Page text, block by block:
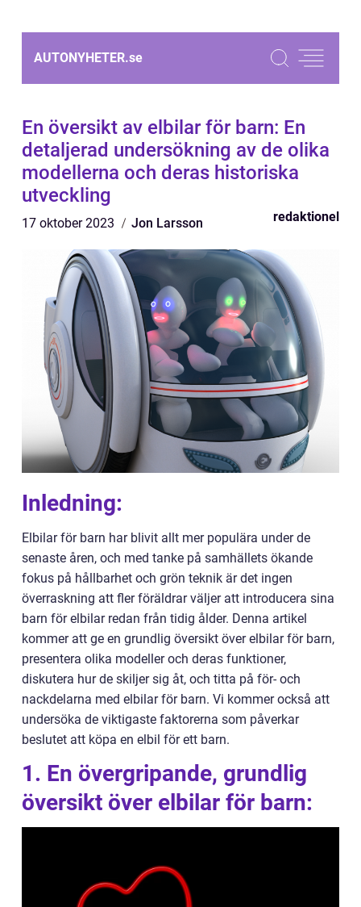
AUTONYHETER.se
En översikt av elbilar för barn: En
detaljerad undersökning av de olika
modellerna och deras historiska
utveckling
17 oktober 2023 Jon Larsson redaktionel
Inledning:
Elbilar för barn har blivit allt mer populära under de
senaste åren, och med tanke på samhällets ökande
fokus på hållbarhet och grön teknik är det ingen
överraskning att fler föräldrar väljer att introducera sina
barn för elbilar redan från tidig ålder. Denna artikel
kommer att ge en grundlig översikt över elbilar för barn,
presentera olika modeller och deras funktioner,
diskutera hur de skiljer sig åt, och titta på för- och
nackdelarna med elbilar för barn. Vi kommer också att
undersöka de viktigaste faktorerna som påverkar
beslutet att köpa en elbil för ett barn.
1. En övergripande, grundlig
översikt över elbilar för barn: